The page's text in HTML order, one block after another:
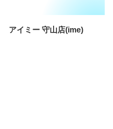
アイミー 守山店(ime)